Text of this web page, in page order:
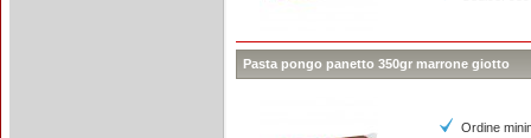
Pasta pongo panetto 350gr marrone giotto
Ordine